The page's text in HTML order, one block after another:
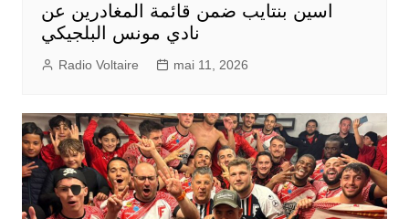
اسين بنتايب ضمن قائمة المغادرين عن
نادي مونس البلجيكي
Radio Voltaire mai 11, 2026